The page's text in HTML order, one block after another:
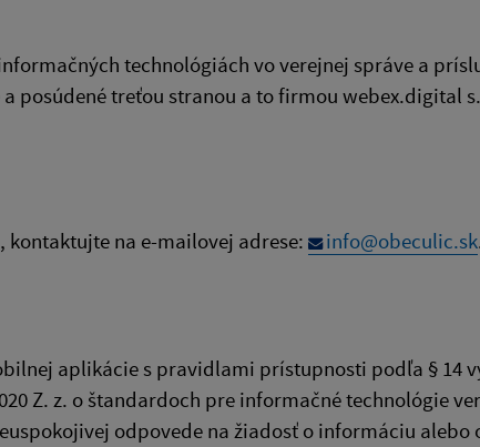
technológiách vo verejnej správe a
posúdené treťou stranou a to firmou webex.digital
na e-mailovej adrese: info@obeculic.sk
aplikácie s pravidlami prístupnosti podľa § 14
Z. z. o štandardoch pre informačné technológie
odpovede na žiadosť o informáciu alebo